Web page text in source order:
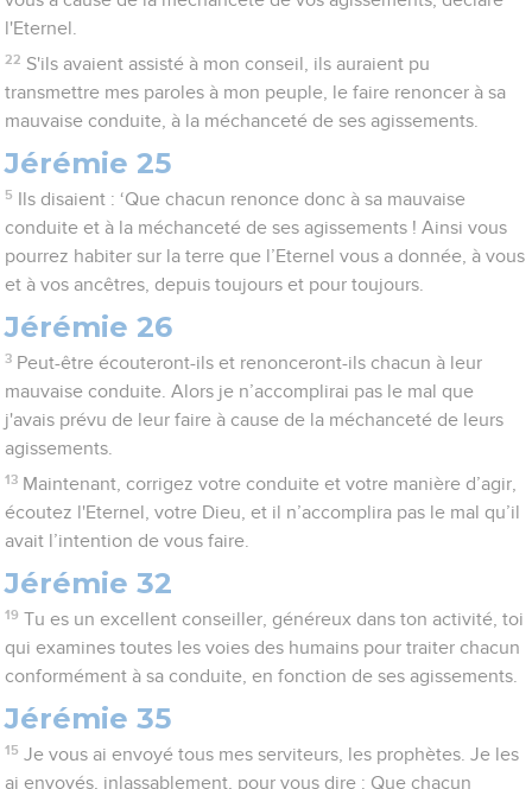
l'Eternel.
22 S'ils avaient assisté à mon conseil, ils auraient pu
transmettre mes paroles à mon peuple, le faire renoncer à sa
mauvaise conduite, à la méchanceté de ses agissements.
Jérémie 25
5
Ils disaient : ‘Que chacun renonce donc à sa mauvaise
conduite et à la méchanceté de ses agissements ! Ainsi vous
pourrez habiter sur la terre que l’Eternel vous a donnée, à vous
et à vos ancêtres, depuis toujours et pour toujours.
Jérémie 26
3 Peut-être écouteront-ils et renonceront-ils chacun à leur
mauvaise conduite. Alors je n’accomplirai pas le mal que
j'avais prévu de leur faire à cause de la méchanceté de leurs
agissements.
13 Maintenant, corrigez votre conduite et votre manière d’agir,
écoutez l'Eternel, votre Dieu, et il n’accomplira pas le mal qu’il
avait l’intention de vous faire.
Jérémie 32
19 Tu es un excellent conseiller, généreux dans ton activité, toi
qui examines toutes les voies des humains pour traiter chacun
conformément à sa conduite, en fonction de ses agissements.
Jérémie 35
15 Je vous ai envoyé tous mes serviteurs, les prophètes. Je les
ai envoyés, inlassablement, pour vous dire : Que chacun